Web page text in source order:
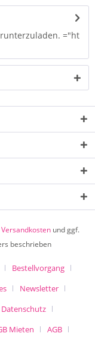
="ht
Versandkosten und ggf.
beschrieben
Bestellvorgang
Newsletter
Datenschutz
Mieten
AGB